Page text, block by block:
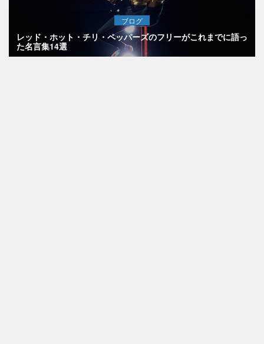
ブログ
レッド・ホット・チリ・ペッパーズのフリーがこれまでに語っ
た名言集14選